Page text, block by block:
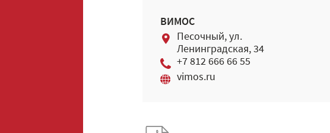
ВИМОС
Песочный, ул.
Ленинградская, 34
+7 812 666 66 55
vimos.ru